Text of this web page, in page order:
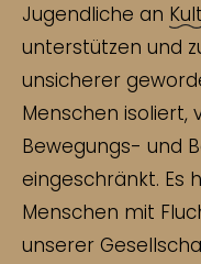
Jugendliche an
unterstützen und
unsicherer
Menschen isoliert,
Bewegungs- und
eingeschränkt. Es
Menschen mit
unserer